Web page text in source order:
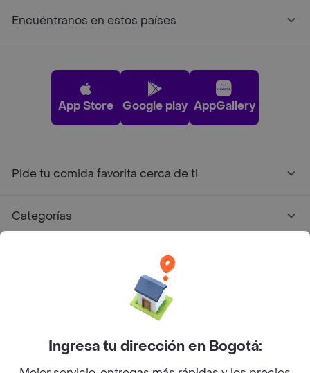
Encuéntranos en estos países
App Store Google play AppGallery
Pide tu comida favorita cerca de ti
Categorías
Facebook
Twitter
Instagram
Ingresa tu dirección en Bogotá: